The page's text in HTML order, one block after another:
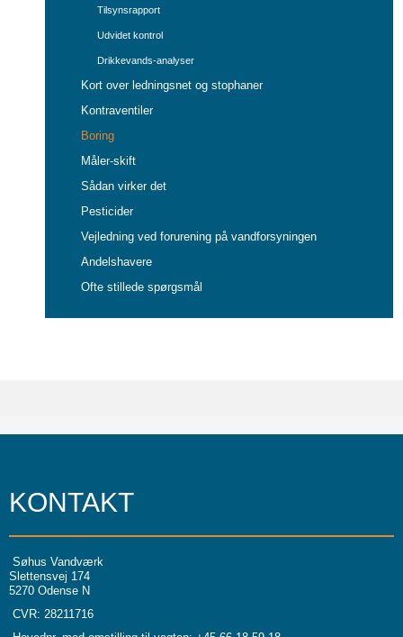
Tilsynsrapport
Udvidet kontrol
Drikkevands-analyser
Kort over ledningsnet og stophaner
Kontraventiler
Boring
Måler-skift
Sådan virker det
Pesticider
Vejledning ved forurening på vandforsyningen
Andelshavere
Ofte stillede spørgsmål
KONTAKT
Søhus Vandværk
Slettensvej 174
5270 Odense N
CVR: 28211716